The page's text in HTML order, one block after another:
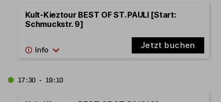
Kult-Kieztour BEST OF ST. PAULI [Start:
Schmuckstr. 9]
Jetzt buchen
17:30 - 19:10